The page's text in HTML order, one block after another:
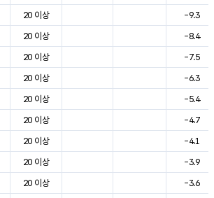
20 이상
-9.3
20 이상
-8.4
20 이상
-7.5
20 이상
-6.3
20 이상
-5.4
20 이상
-4.7
20 이상
-4.1
20 이상
-3.9
20 이상
-3.6